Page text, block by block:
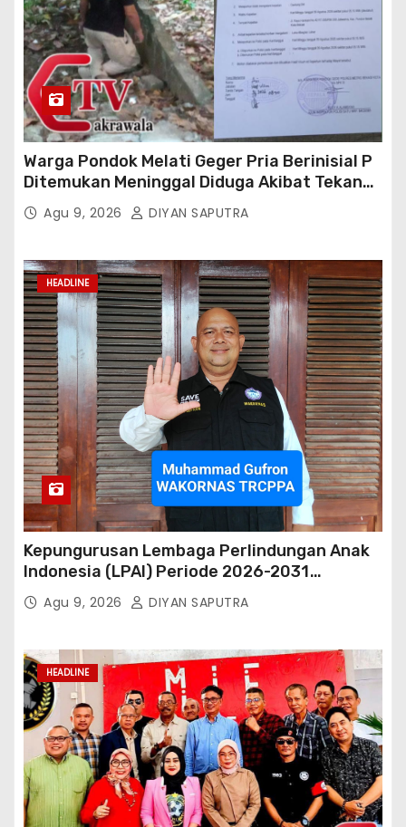
Warga Pondok Melati Geger Pria Berinisial P
Ditemukan Meninggal Diduga Akibat Tekanan
Hutang
Agu 9, 2026 DIYAN SAPUTRA
HEADLINE
Kepungurusan Lembaga Perlindungan Anak
Indonesia (LPAI) Periode 2026-2031
Terbentuk, Wakil Kordinator Nasional Tim
Reaksi Cepat Perlindungan Perempuan Anak
Mengapresiasi Dan Beri Selamat
Agu 9, 2026 DIYAN SAPUTRA
HEADLINE